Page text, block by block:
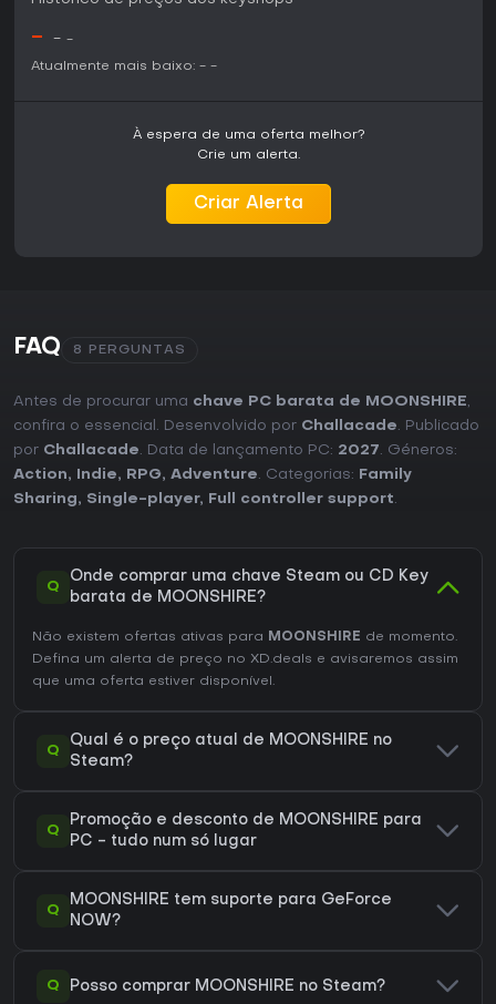
- - -
Atualmente mais baixo: - -
À espera de uma oferta melhor?
Crie um alerta.
Criar Alerta
FAQ 8 PERGUNTAS
Antes de procurar uma chave PC barata de MOONSHIRE,
confira o essencial. Desenvolvido por Challacade. Publicado
por Challacade. Data de lançamento PC: 2027. Géneros:
Action, Indie, RPG, Adventure. Categorias:
Family
Sharing, Single-player, Full controller support.
Q
Onde comprar uma chave Steam ou CD Key
barata de MOONSHIRE?
Não existem ofertas ativas para MOONSHIRE de momento.
Defina um alerta de preço no XD.deals e avisaremos assim
que uma oferta estiver disponível.
Q
Qual é o preço atual de MOONSHIRE no
Steam?
Q
Promoção e desconto de MOONSHIRE para
PC - tudo num só lugar
Q
MOONSHIRE tem suporte para GeForce
NOW?
Q Posso comprar MOONSHIRE no Steam?